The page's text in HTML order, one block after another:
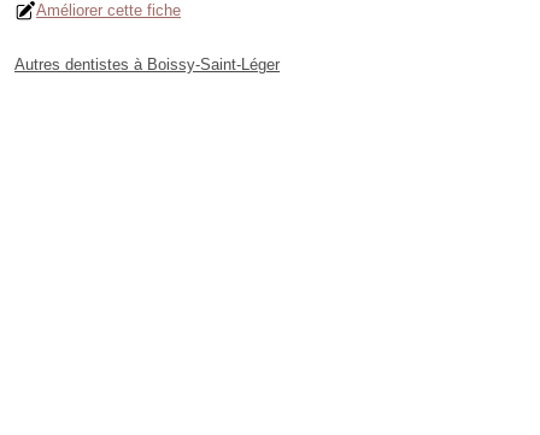
Améliorer cette fiche
Autres dentistes à Boissy-Saint-Léger